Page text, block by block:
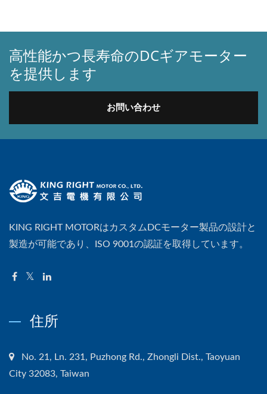
高性能かつ長寿命のDCギアモーター
を提供します
お問い合わせ
KING RIGHT MOTORはカスタムDCモーター製品の設計と
製造が可能であり、ISO 9001の認証を取得しています。
住所
No. 21, Ln. 231, Puzhong Rd., Zhongli Dist., Taoyuan
City 32083, Taiwan